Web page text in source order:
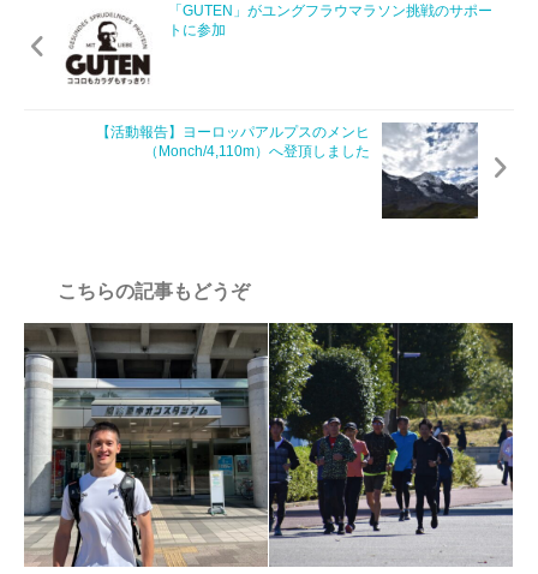
「GUTEN」がユングフラウマラソン挑戦のサポー
トに参加
【活動報告】ヨーロッパアルプスのメンヒ
（Monch/4,110m）へ登頂しました
こちらの記事もどうぞ